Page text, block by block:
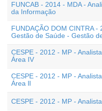
FUNCAB - 2014 - MDA -
da Informação
FUNDAÇÃO DOM CINTRA
Gestão de Saúde - Gestão
CESPE - 2012 - MP -
Área IV
CESPE - 2012 - MP -
Área lI
CESPE - 2012 - MP -